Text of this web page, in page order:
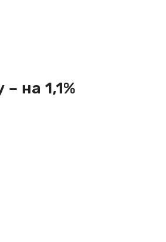
на 1,1%